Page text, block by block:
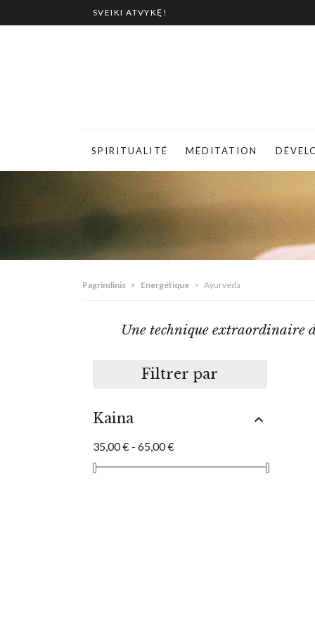
SVEIKI ATVYKĘ!
SPIRITUALITÉ MÉDITATION
Pagrindinis > Energétique > Ayurveda
Une technique extraordinaire
Filtrer par
Kaina 
35,00 € - 65,00 €